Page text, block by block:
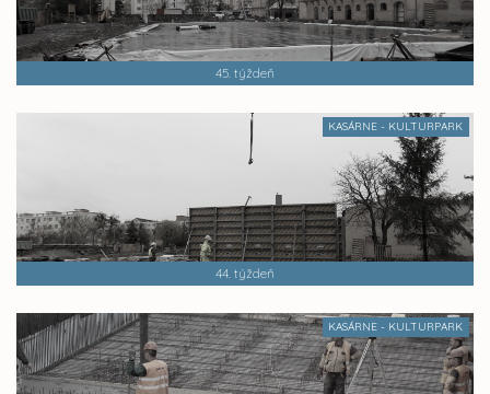
45. týždeň
KASÁRNE - KULTURPARK
44. týždeň
KASÁRNE - KULTURPARK